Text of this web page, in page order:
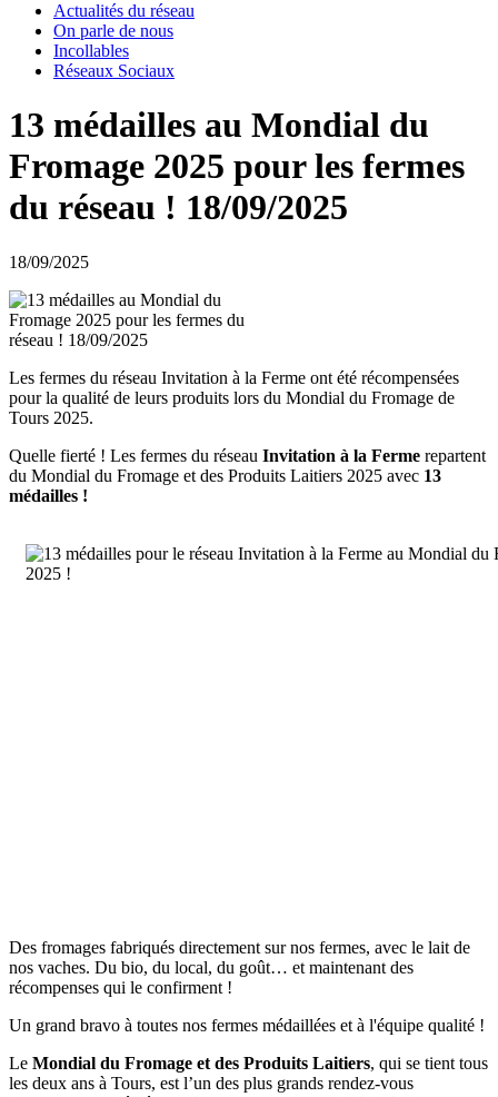
Actualités du réseau
On parle de nous
Incollables
Réseaux Sociaux
13 médailles au Mondial du
Fromage 2025 pour les fermes
du réseau ! 18/09/2025
18/09/2025
Les fermes du réseau Invitation à la Ferme ont été récompensées
pour la qualité de leurs produits lors du Mondial du Fromage de
Tours 2025.
Quelle fierté ! Les fermes du réseau Invitation à la Ferme repartent
du Mondial du Fromage et des Produits Laitiers 2025 avec 13
médailles !
Des fromages fabriqués directement sur nos fermes, avec le lait de
nos vaches. Du bio, du local, du goût… et maintenant des
récompenses qui le confirment !
Un grand bravo à toutes nos fermes médaillées et à l'équipe qualité !
Le Mondial du Fromage et des Produits Laitiers, qui se tient tous
les deux ans à Tours, est l’un des plus grands rendez-vous